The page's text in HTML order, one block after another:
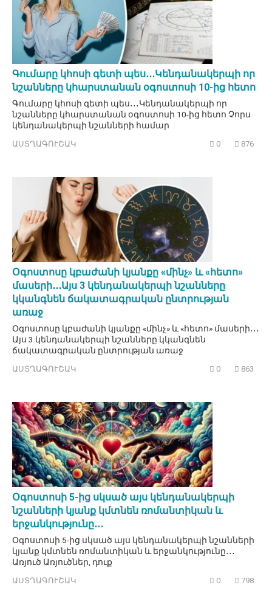
Գումարը կհոսի գետի պես․․․Կենդանակերպի որ
նշանները կհարստանան օգոստոսի 10-ից հետո
Գումարը կհոսի գետի պես․․․Կենդանակերպի որ
նշանները կհարստանան օգոստոսի 10-ից հետո Չորս
կենդանակերպի նշանների համար
ԱՍՏՂԱԳՈՒՇԱԿ 0 876
Օգոստոսը կբաժանի կյանքը «մինչ» և «հետո»
մասերի․․․Այս 3 կենդանակերպի նշանները
կկանգնեն ճակատագրական ընտրության
առաջ
Օգոստոսը կբաժանի կյանքը «մինչ» և «հետո» մասերի․․․
Այս 3 կենդանակերպի նշանները կկանգնեն
ճակատագրական ընտրության առաջ
ԱՍՏՂԱԳՈՒՇԱԿ 0 863
Օգոստոսի 5-ից սկսած այս կենդանակերպի
նշանների կյանք կմտնեն ռոմանտիկան և
երջանկությունը․․․
Օգոստոսի 5-ից սկսած այս կենդանակերպի նշանների
կյանք կմտնեն ռոմանտիկան և երջանկությունը․․․
Առյուծ Առյուծներ, դուք
ԱՍՏՂԱԳՈՒՇԱԿ 0 798